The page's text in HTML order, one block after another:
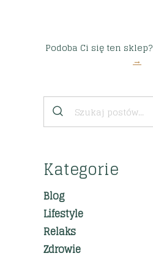
Podoba Ci się ten sklep?
→
Kategorie
Blog
Lifestyle
Relaks
Zdrowie